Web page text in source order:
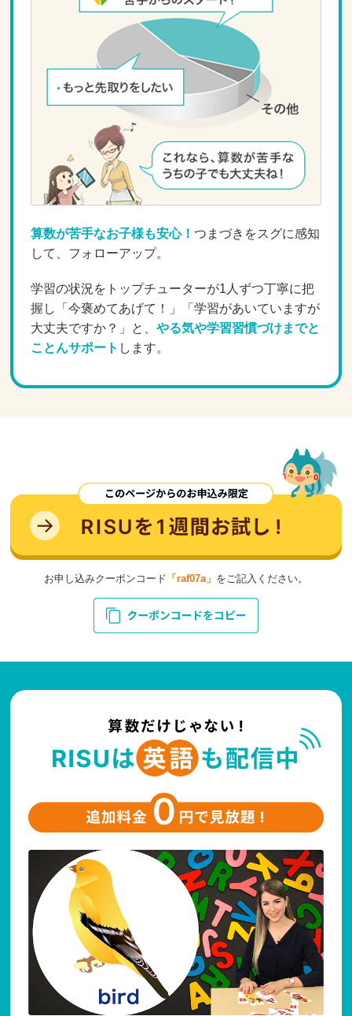
算数が苦手なお子様も安心！つまづきをスグに感知
して、フォローアップ。
学習の状況をトップチューターが1人ずつ丁寧に把
握し「今褒めてあげて！」「学習があいていますが
大丈夫ですか？」と、やる気や学習習慣づけまでと
ことんサポート します。
お申し込みクーポンコード 「raf07a」 をご記入ください。